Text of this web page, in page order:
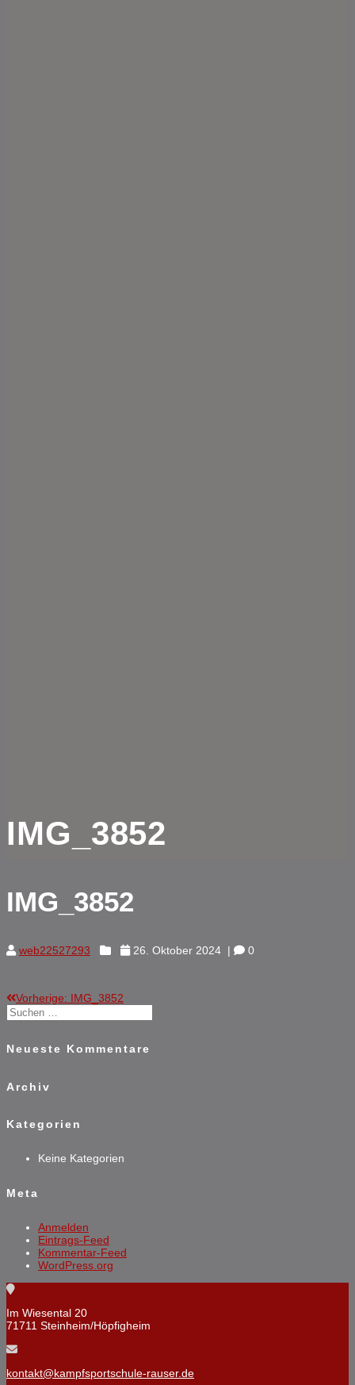
IMG_3852
IMG_3852
web22527293 26. Oktober 2024 | 0
Beitragsnavigation
Vorherige: Vorheriger
IMG_3852
Suchen
nach:
Neueste Kommentare
Archiv
Kategorien
Keine Kategorien
Meta
Anmelden
Eintrags-Feed
Kommentar-Feed
WordPress.org
Im Wiesental 20
71711 Steinheim/Höpfigheim
kontakt@kampfsportschule-rauser.de